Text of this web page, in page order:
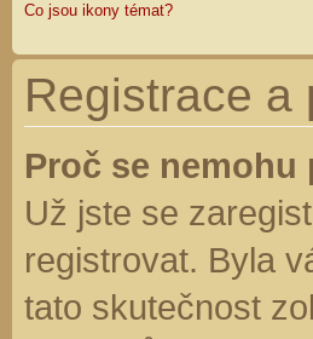
Co jsou ikony témat?
Registrace a
Proč se nemohu
Už jste se
registrovat. Byla
tato skutečnost